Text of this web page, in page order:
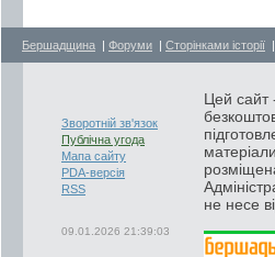
Бершадщина | Форуми | Сторінками історії |
Зворотній зв'язок
Публічна угода
Мапа сайту
PDA-версія
RSS
09.01.2026 21:39:03
Цей сайт
не несе